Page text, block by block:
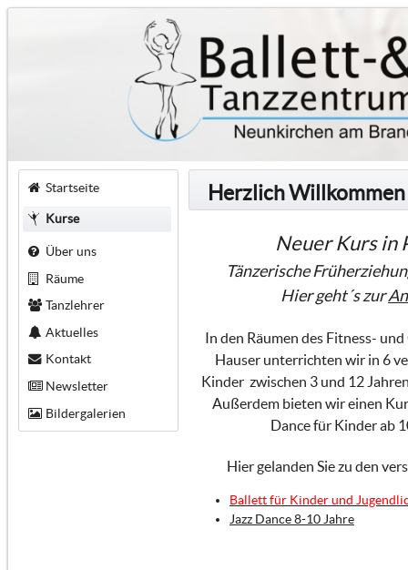
Startseite
Kurse
Über uns
Räume
Tanzlehrer
Aktuelles
Kontakt
Newsletter
Bildergalerien
Herzlich
Neuer Kurs in
Tänzerische
Hier geht´s zur
In den Räumen des Fitness-
Hauser unterrichten wir in 6
Kinder zwischen 3 und 12
Außerdem bieten wir einen
Dance für Kinder ab
Hier gelanden Sie zu den
Ballett für Kinder und
Jazz Dance 8-10 Jahre